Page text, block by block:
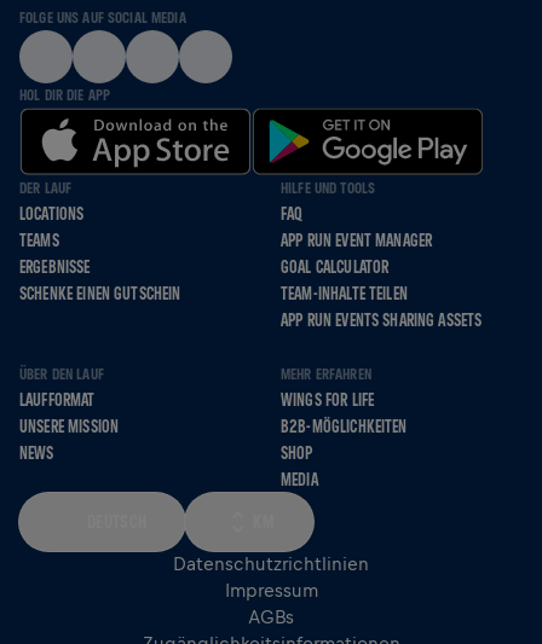
FOLGE UNS AUF SOCIAL MEDIA
HOL DIR DIE APP
DER LAUF
LOCATIONS
TEAMS
ERGEBNISSE
SCHENKE EINEN GUTSCHEIN
HILFE UND TOOLS
FAQ
APP RUN EVENT MANAGER
GOAL CALCULATOR
TEAM-INHALTE TEILEN
APP RUN EVENTS SHARING ASSETS
ÜBER DEN LAUF
LAUFFORMAT
UNSERE MISSION
NEWS
MEHR ERFAHREN
WINGS FOR LIFE
B2B-MÖGLICHKEITEN
SHOP
MEDIA
Datenschutzrichtlinien
Impressum
AGBs